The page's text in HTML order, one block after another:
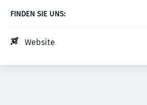
FINDEN SIE UNS:
Website